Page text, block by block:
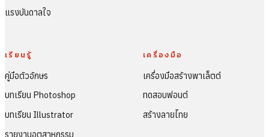
แรงบันดาลใจ
เรียนรู้
คู่มือตัวอักษร
บทเรียน Photoshop
บทเรียน Illustrator
รายงานอุตสาหกรรม
เครื่องมือ
เครื่องมือสร้างพาเล็ตต์
ทดสอบฟอนต์
สร้างลายไทย